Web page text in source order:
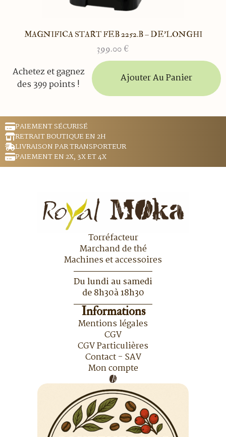
MAGNIFICA START FEB 2252.B – DE’LONGHI
399.00 €
Achetez et gagnez
des 399 points !
Ajouter Au Panier
PAIEMENT SÉCURISÉ
RETRAIT BOUTIQUE EN 2H
LIVRAISON PAR TRANSPORTEUR
PAIEMENT EN 2X, 3X ET 4X
Torréfacteur
Marchand de thé
Machines et accessoires
Du lundi au samedi
de 8h30à 18h30
Informations
Mentions légales
CGV
CGV Particulières
Contact - SAV
Mon compte